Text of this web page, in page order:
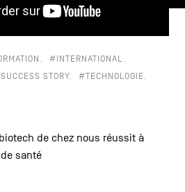
LinkedIn
#INTERNATIONAL
STORY
#TECHNOLOGIE
de chez nous réussit à
santé